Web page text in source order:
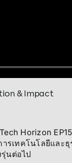
& Impact
Horizon
เทคโนโลยีและธุ
นต่อไป